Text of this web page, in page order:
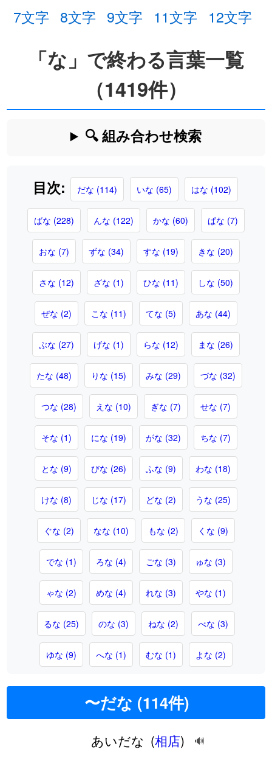
7文字 8文字 9文字 11文字 12文字
「な」で終わる言葉一覧
（1419件）
🔍 組み合わせ検索
目次: だな (114) いな (65) はな (102)
ばな (228) んな (122) かな (60) ぱな (7)
おな (7) ずな (34) すな (19) きな (20)
さな (12) ざな (1) ひな (11) しな (50)
ぜな (2) こな (11) てな (5) あな (44)
ぶな (27) げな (1) らな (12) まな (26)
たな (48) りな (15) みな (29) づな (32)
つな (28) えな (10) ぎな (7) せな (7)
そな (1) にな (19) がな (32) ちな (7)
とな (9) びな (26) ふな (9) わな (18)
けな (8) じな (17) どな (2) うな (25)
ぐな (2) なな (10) もな (2) くな (9)
でな (1) ろな (4) ごな (3) ゅな (3)
ゃな (2) めな (4) れな (3) やな (1)
るな (25) のな (3) ねな (2) べな (3)
ゆな (9) へな (1) むな (1) よな (2)
〜だな (114件)
あいだな (相店) 🔊